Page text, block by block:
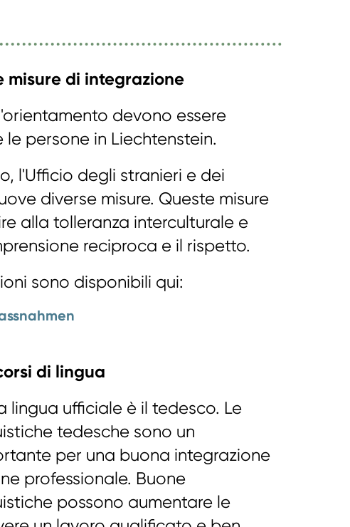
misure di integrazione
devono essere
persone in Liechtenstein.
l'Ufficio degli stranieri e dei
diverse misure. Queste misure
alla tolleranza interculturale e
reciproca e il rispetto.
sono disponibili qui:
di lingua
lingua ufficiale è il tedesco. Le
tedesche sono un
per una buona integrazione
professionale. Buone
possono aumentare le